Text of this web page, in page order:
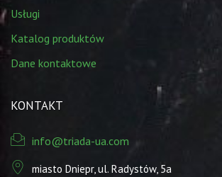
Usługi
Katalog produktów
Dane kontaktowe
KONTAKT
info@triada-ua.com
miasto Dniepr, ul. Radystów, 5а